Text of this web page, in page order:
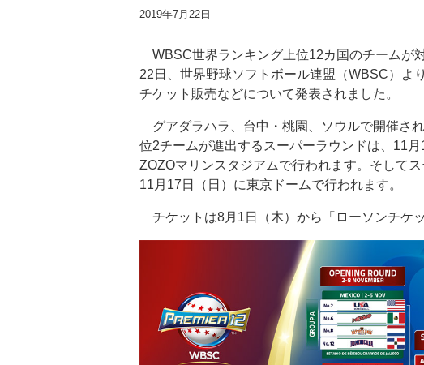
2019年7月22日
WBSC世界ランキング上位12カ国のチームが
22日、世界野球ソフトボール連盟（WBSC）よ
チケット販売などについて発表されました。
グアダラハラ、台中・桃園、ソウルで開催さ
位2チームが進出するスーパーラウンドは、11
ZOZOマリンスタジアムで行われます。そして
11月17日（日）に東京ドームで行われます。
チケットは8月1日（木）から「ローソンチケ